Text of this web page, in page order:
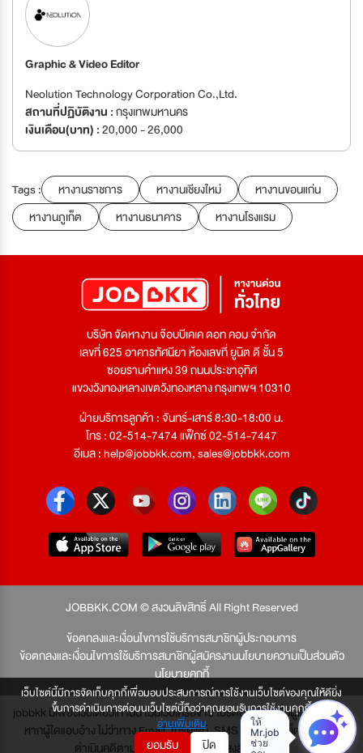
เว็บไซต์นี้มีการจัดเก็บคุกกี้เพื่อมอบประสบการณ์การใช้งานเว็บไซต์ของคุณให้ดียิ่ง
ขึ้นการดำเนินการต่อบนเว็บไซต์นี้ถือว่าคุณยอมรับการใช้งานคุกกี้
อ่านเพิ่มเติม
ยอมรับ ปิด
Graphic & Video Editor
Neolution Technology Corporation Co.,Ltd.
สถานที่ปฏิบัติงาน :กรุงเทพมหานคร
เงินเดือน(บาท) :20,000 - 26,000
Tags : หางานราชการ หางานเชียงใหม่
หางานขอนแก่น
หางานภูเก็ต
หางานธนาคาร หางานโรงแรม
บริษัท จัดหางาน จ๊อบบีเคเค ดอท คอม จำกัด
เลขที่ 625 อาคารทัศนียา ห้องเลขที่ ยูนิต ดี ชั้น 5
ซอยรามคำแหง 39 ถนนประชาอุทิศ
แขวงวังทองหลางเขตวังทองหลาง กรุงเทพฯ 10310
ฝ่ายบริการลูกค้า : จันทร์-เสาร์ 8:30-18:00 น.
โทร : 02-514-7474 แฟ็กซ์ 02-514-7447
อีเมล :help@jobbkk.com,sales@jobbkk.com
JOBBKK.COM © สงวนลิขสิทธิ์ All Right Reserved
ข้อตกลงและเงื่อนไขการใช้บริการสมาชิกผู้ประกอบการ
ข้อตกลงและเงื่อนไขการใช้บริการสมาชิกผู้สมัครงานนโยบายความเป็นส่วนตัว
นโยบายคุกกี้
jobbkk มีเพียงเว็บเดียวเท่านั้น ไม่มีเว็บเครือข่าย โปรดอย่าหลงเชื่อผู้แอบอ้าง และ
หากผู้ใดแอบอ้าง ไม่ว่าทาง Email, โทรศัพท์, SMS หรือทางใดก็ตาม จะถูก
ดำเนินคดีตามที่กฎหมายบัญญัติไว้สูงสุด